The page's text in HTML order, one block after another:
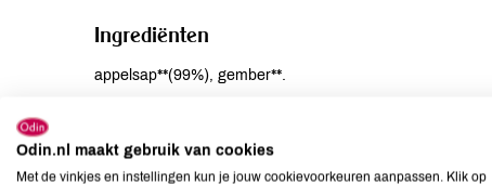
Ingrediënten
appelsap**(99%), gember**.
Aardnoten
niet aanwezig
Odin.nl maakt gebruik van cookies
Met de vinkjes en instellingen kun je jouw cookievoorkeuren aanpassen. Klik op